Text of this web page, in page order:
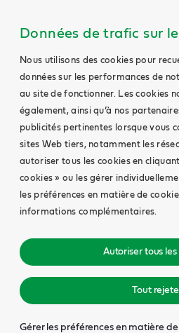
Données de trafic sur
Nous utilisons des cookies pour
données sur les performances de
au site de fonctionner. Les cookies
également, ainsi qu’à nos
publicités pertinentes lorsque vous
sites Web tiers, notamment les
autoriser tous les cookies en
cookies » ou les gérer
les préférences en matière de
informations complémentaires.
Autoriser tous les
Tout
Gérer les préférences en matière de